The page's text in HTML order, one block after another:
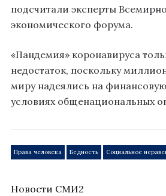
подсчитали эксперты
экономического форума.
«Пандемия» коронавируса
недостаток, поскольку
миру надеялись на
условиях общенациональных
Права человека Бедность Социальное
Новости СМИ2